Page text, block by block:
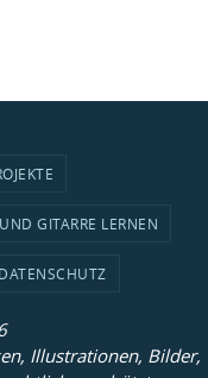
GITARRE LERNEN
DATENSCHUTZ
Illustrationen, Bilder,